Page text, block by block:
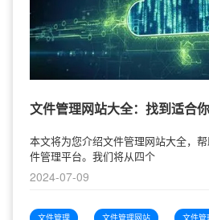
文件管理网站大全：找到适合
本文将为您介绍文件管理网站大全，
件管理平台。我们将从四个
2024-07-09
文件管理 文件管理网站 文件管